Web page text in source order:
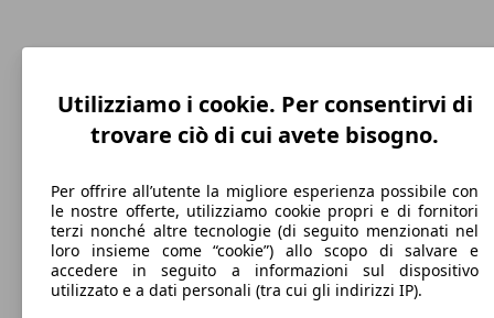
190 km/h
Velocità massima
Utilizziamo i cookie. Per consentirvi di
trovare ciò di cui avete bisogno.
Per offrire all’utente la migliore esperienza possibile con
le nostre offerte, utilizziamo cookie propri e di fornitori
terzi nonché altre tecnologie (di seguito menzionati nel
loro insieme come “cookie”) allo scopo di salvare e
accedere in seguito a informazioni sul dispositivo
utilizzato e a dati personali (tra cui gli indirizzi IP).